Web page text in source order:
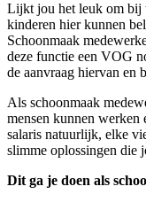
Lijkt jou het leuk om bij
kinderen hier kunnen
Schoonmaak
deze functie een VOG
de aanvraag hiervan en
Als schoonmaak
mensen kunnen
salaris natuurlijk, elke
slimme oplossingen die
Dit ga je doen als